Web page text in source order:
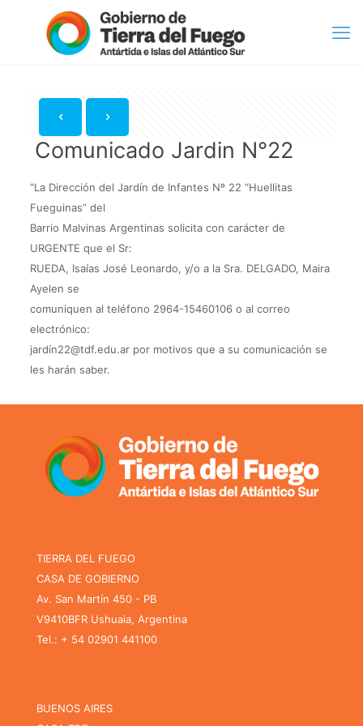
Comunicado Jardin N°22
“La Dirección del Jardín de Infantes Nº 22 “Huellitas
Fueguinas” del
Barrio Malvinas Argentinas solicita con carácter de
URGENTE que el Sr:
RUEDA, Isaías José Leonardo, y/o a la Sra. DELGADO, Maira
Ayelen se
comuniquen al teléfono 2964-15460106 o al correo
electrónico:
jardín22@tdf.edu.ar por motivos que a su comunicación se
les harán saber.
TIERRA DEL FUEGO
CASA DE GOBIERNO
Av. San Martín 450 - PB
V9410BFR Ushuaia, Argentina
Tel.: + 54 02901 441100
BUENOS AIRES